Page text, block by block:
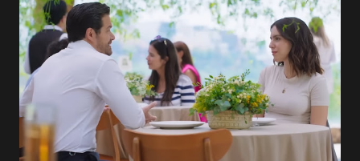
ama, o que não é fácil, já que dedica todas as suas energias a
se aprimorar, trabalhando, estudando e se orgulhando de
ser a primeira mulher da família a ingressar na
universidade. Ela tem uma personalidade muito alegre, é
muito madura para a idade, determinada, criativa e
empática. Detesta injustiças e é uma ótima amiga. Pode ser
teimosa e muito persistente quando decide fazer algo.